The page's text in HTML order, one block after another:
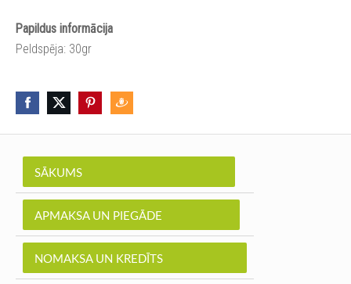
SĀKUMS
APMAKSA UN PIEGĀDE
NOMAKSA UN KREDĪTS
Papildus informācija
Peldspēja: 30gr